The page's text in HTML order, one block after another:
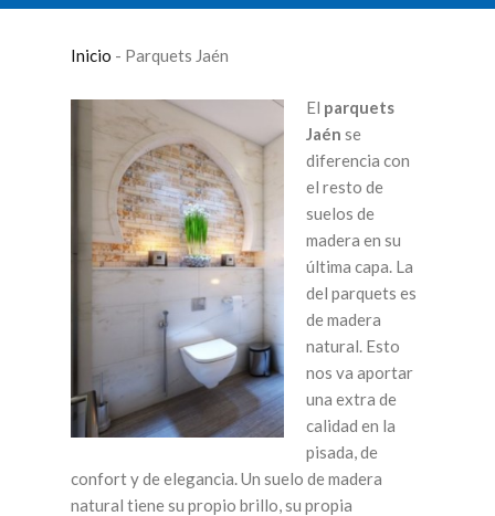
Inicio - Parquets Jaén
El parquets
Jaén se
diferencia con
el resto de
suelos de
madera en su
última capa. La
del parquets es
de madera
natural. Esto
nos va aportar
una extra de
calidad en la
pisada, de
confort y de elegancia. Un suelo de madera
natural tiene su propio brillo, su propia